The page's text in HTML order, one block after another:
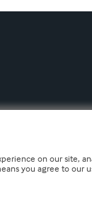
on our site,
you agree to our